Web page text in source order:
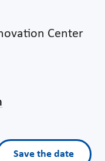
Center
Save the date